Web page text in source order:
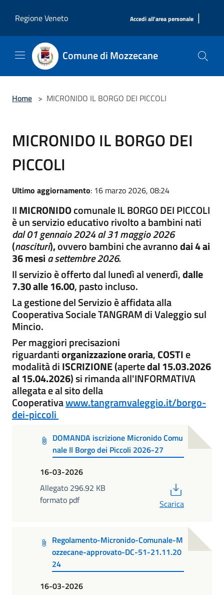
Regione Veneto
Accedi all'area personale |
Comune di Mozzecane
Home > MICRONIDO IL BORGO DEI PICCOLI
MICRONIDO IL BORGO DEI
PICCOLI
Ultimo aggiornamento: 16 marzo 2026, 08:24
IlMICRONIDOcomunale IL BORGO DEI PICCOLI
è un servizio educativo rivolto a bambini nati
dal 01 gennaio 2024 al 31 maggio 2026
(nascituri),ovvero bambini che avrannodai 4 ai
36 mesia settembre 2026.
Il servizio è offerto dal lunedì al venerdì,dalle
7.30 alle 16.00, pasto incluso.
La gestione del Servizio è affidata alla
Cooperativa Sociale TANGRAM di Valeggio sul
Mincio.
Per maggiori precisazioni
riguardantiorganizzazione oraria,COSTIe
modalità diISCRIZIONE(apertedal 15.03.2026
al 15.04.2026) si rimanda all'INFORMATIVA
allegata e al sito della
Cooperativawww.tangramvaleggio.it/borgo-
dei-piccoli
DOMANDA iscrizione Micronido Comu
nale Il Borgo dei Piccoli 2026-27
16-03-2026
Allegato 296.92 KB
formato pdf
Scarica
Regolamento-Micronido-Comunale-M
ozzecane-approvato-DC-51-21.11.20
24
16-03-2026